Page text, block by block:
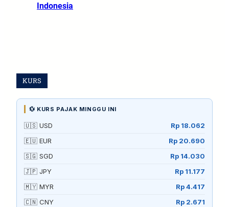
Indonesia
KURS
💱 KURS PAJAK MINGGU INI
🇺🇸 USD
Rp 18.062
🇪🇺 EUR
Rp 20.690
🇸🇬 SGD
Rp 14.030
🇯🇵 JPY
Rp 11.177
🇲🇾 MYR
Rp 4.417
🇨🇳 CNY
Rp 2.671